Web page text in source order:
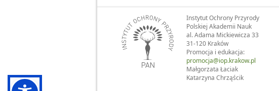
Instytut Ochrony Przyrody
Polskiej Akademii Nauk
al. Adama Mickiewicza 33
31-120 Kraków
Promocja i edukacja:
promocja@iop.krakow.pl
Małgorzata Łaciak
Katarzyna Chrząścik